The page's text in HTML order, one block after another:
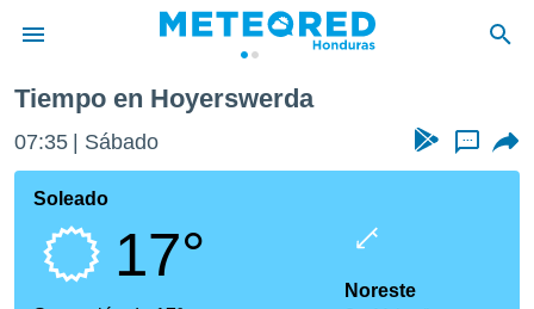
de
ha sido
calidad.
Tiempo en Hoyerswerda
07:35 Sábado ...
Soleado
17°
Noreste